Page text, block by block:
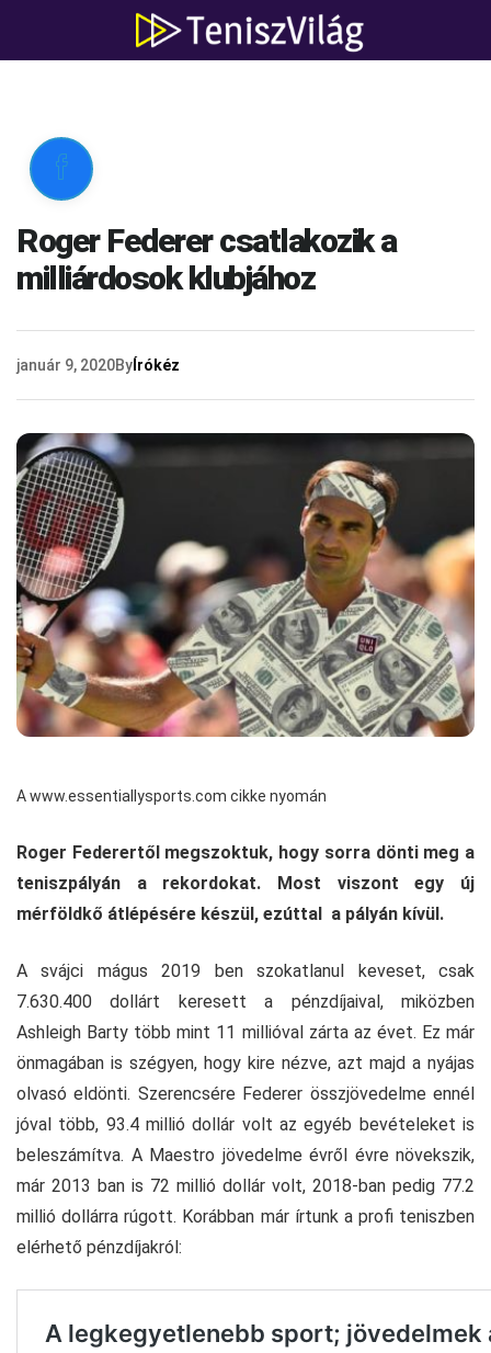

Roger Federer csatlakozik a
milliárdosok klubjához
január 9, 2020By Írókéz
A www.essentiallysports.com cikke nyomán
Roger Federertől megszoktuk, hogy sorra dönti meg a
teniszpályán a rekordokat. Most viszont egy új
mérföldkő átlépésére készül, ezúttal a pályán kívül.
A svájci mágus 2019 ben szokatlanul keveset, csak
7.630.400 dollárt keresett a pénzdíjaival, miközben
Ashleigh Barty több mint 11 millióval zárta az évet. Ez már
önmagában is szégyen, hogy kire nézve, azt majd a nyájas
olvasó eldönti. Szerencsére Federer összjövedelme ennél
jóval több, 93.4 millió dollár volt az egyéb bevételeket is
beleszámítva. A Maestro jövedelme évről évre növekszik,
már 2013 ban is 72 millió dollár volt, 2018-ban pedig 77.2
millió dollárra rúgott. Korábban már írtunk a profi teniszben
elérhető pénzdíjakról: